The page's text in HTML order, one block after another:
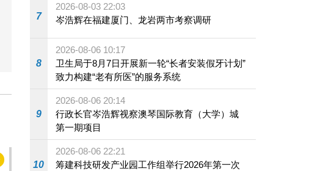
7
2026-08-03 22:03
岑浩辉在福建厦门、龙岩两市考察调研
8
2026-08-06 10:17
卫生局于8月7日开展新一轮“长者安装假牙计划”
致力构建“老有所医”的服务系统
9
2026-08-06 20:14
行政长官岑浩辉视察澳琴国际教育（大学）城
第一期项目
10
2026-08-06 22:21
筹建科技研发产业园工作组举行2026年第一次